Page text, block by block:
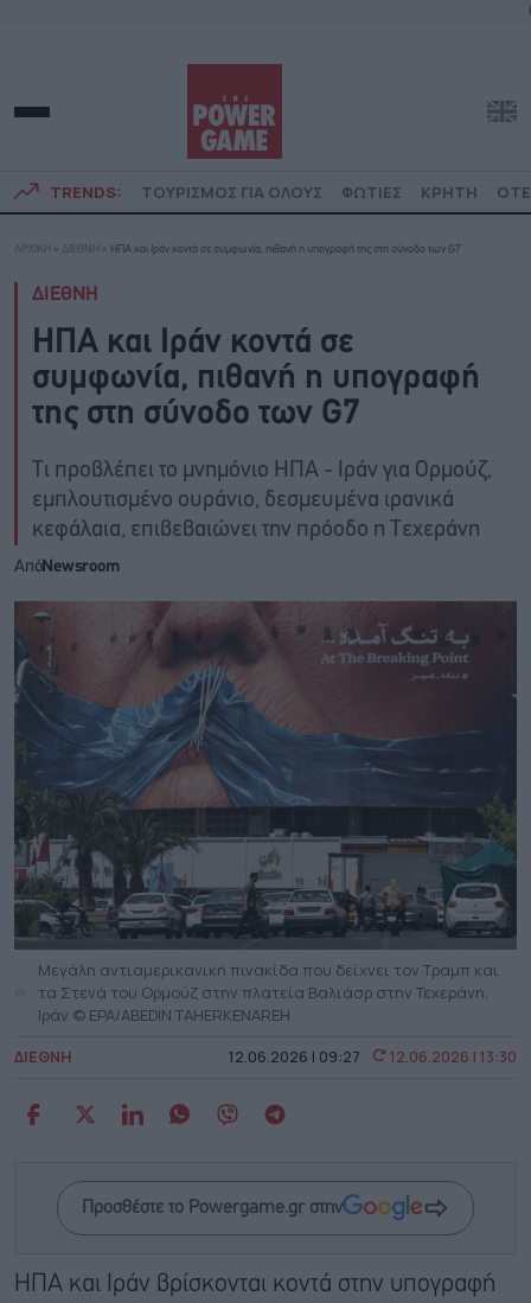
TRENDS: ΤΟΥΡΙΣΜΟΣ ΓΙΑ ΟΛΟΥΣ ΦΩΤΙΕΣ ΚΡΗΤΗ ΟΤΕ
ΑΡΧΙΚΗ » ΔΙΕΘΝΗ » ΗΠΑ και Ιράν κοντά σε συμφωνία, πιθανή η υπογραφή της στη σύνοδο των G7
ΔΙΕΘΝΗ
ΗΠΑ και Ιράν κοντά σε
συμφωνία, πιθανή η υπογραφή
της στη σύνοδο των G7
Τι προβλέπει το μνημόνιο ΗΠΑ - Ιράν για Ορμούζ,
εμπλουτισμένο ουράνιο, δεσμευμένα ιρανικά
κεφάλαια, επιβεβαιώνει την πρόοδο η Τεχεράνη
ΑπόNewsroom
Μεγάλη αντιαμερικανική πινακίδα που δείχνει τον Τραμπ και
τα Στενά του Ορμούζ στην πλατεία Βαλιάσρ στην Τεχεράνη,
Ιράν © EPA/ABEDIN TAHERKENAREH
ΔΙΕΘΝΗ 12.06.2026 | 09:27 12.06.2026 | 13:30
Προσθέστε το Powergame.gr στην
ΗΠΑ και Ιράν βρίσκονται κοντά στην υπογραφή